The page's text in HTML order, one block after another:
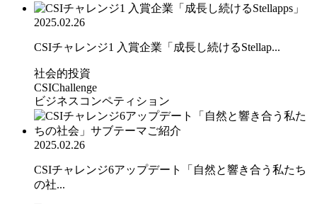
2025.02.26
CSIチャレンジ1 入賞企業「成長し続けるStellap...
社会的投資
CSIChallenge
ビジネスコンペティション
2025.02.26
CSIチャレンジ6アップデート「自然と響き合う私たち
の社...